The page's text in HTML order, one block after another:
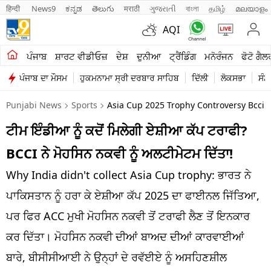
हिन्दी News9 ಕನ್ನಡ తెలుగు मराठी ગુજરાતી বাংলা தமிழ் മലയാളം
AQI
ਪੰਜਾਬ ਸ਼ਾਰਟ ਵੀਡੀਓਜ਼ ਦੇਸ਼ ਦੁਨੀਆ ਟ੍ਰੈਂਡਿੰਗ ਮਨੋਰੰਜਨ ਫੋਟੋ
ਪੰਜਾਬ ਦਾ ਮੌਸਮ ਹੁਕਮਨਾਮਾ ਸ੍ਰੀ ਦਰਬਾਰ ਸਾਹਿਬ ਦਿੱਲੀ ਲੋਕਸਭਾ
ਖੇਤੀਬਾੜੀ
ਸ਼ਾਰਟ ਵੀਡੀਓਜ਼
ਕਾਰੋਬਾਰ
ਕਰਿਅਰ
ਦੇਸ਼
ਲਾਈਫ ਸਟਾਈਲ
ਪੰਜਾਬ
Punjabi News Sports Asia Cup 2025 Trophy Controversy
ਟੀਮ ਇੰਡੀਆ ਨੂੰ ਕਦੋਂ ਮਿਲੇਗੀ ਏਸ਼ੀਆ ਕੱਪ ਟਰਾਫੀ?
BCCI ਨੇ ਮੋਹਸਿਨ ਨਕਵੀ ਨੂੰ ਅਲਟੀਮੇਟਮ ਦਿੱਤਾ!
Why India didn't collect Asia Cup trophy: ਭਾਰਤ ਨੇ
ਪਾਕਿਸਤਾਨ ਨੂੰ ਹਰਾ ਕੇ ਏਸ਼ੀਆ ਕੱਪ 2025 ਦਾ ਫਾਈਨਲ ਜਿੱਤਿਆ,
ਪਰ ਫਿਰ ACC ਮੁਖੀ ਮੋਹਸਿਨ ਨਕਵੀ ਤੋਂ ਟਰਾਫੀ ਲੈਣ ਤੋਂ ਇਨਕਾਰ
ਕਰ ਦਿੱਤਾ। ਮੋਹਸਿਨ ਨਕਵੀ ਦੀਆਂ ਬਾਅਦ ਦੀਆਂ ਕਾਰਵਾਈਆਂ
ਬਾਰੇ, ਬੀਸੀਸੀਆਈ ਨੇ ਉਨ੍ਹਾਂ ਦੇ ਰਵੱਈਏ ਨੂੰ ਅਸਹਿਣਸ਼ੀਲ